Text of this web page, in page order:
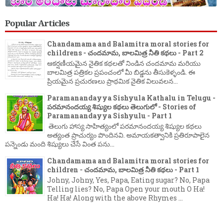
Popular Articles
Chandamama and Balamitra moral stories for
childrens - చందమామ, బాలమిత్ర నీతి కథలు - Part 2
ఆకర్షణీయమైన నైతిక కథలతో నిండిన చందమామ మరియు
బాలమిత్ర పత్రికల ప్రపంచంలో మీ బిడ్డను తీసుకెళ్ళండి. ఈ
ప్రియమైన ప్రచురణలు ప్రాథమిక నైతిక విలువలన...
Paramanandayya Sishyula Kathalu in Telugu -
పరమానందయ్య శిష్యుల కథలు తెలుగులో - Stories of
Paramanandayya Sishyulu - Part 1
తెలుగు హాస్య సాహిత్యంలో పరమానందయ్య శిష్యుల కథలు
అత్యంత ప్రాచుర్యం పొందినవి. అమాయకత్వానికి ప్రతిరూపాలైన
పన్నెండు మంది శిష్యులు చేసే వింత పను...
Chandamama and Balamitra moral stories for
children - చందమామ, బాలమిత్ర నీతి కథలు - Part 1
Johny, Johny, Yes, Papa, Eating sugar? No, Papa
Telling lies? No, Papa Open your mouth O Ha!
Ha! Ha! Along with the above Rhymes ...